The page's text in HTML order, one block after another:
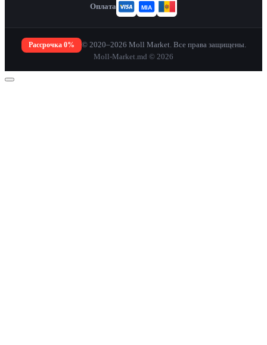
Оплата
Рассрочка 0%
© 2020–2026 Moll Market. Все права защищены.
Moll-Market.md © 2026